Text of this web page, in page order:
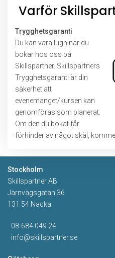
Varför
Trygghetsgaranti
Du kan vara lugn när du
bokar hos oss på
Skillspartner. Skillspartners
Trygghetsgaranti är din
säkerhet att
evenemanget/kursen kan
genomföras som planerat.
Om den du bokat får
förhinder av något skäl,
Stockholm
Skillspartner AB
Järnvägsgatan 36
131 54 Nacka
08-684 049 24
info@skillspartner.se